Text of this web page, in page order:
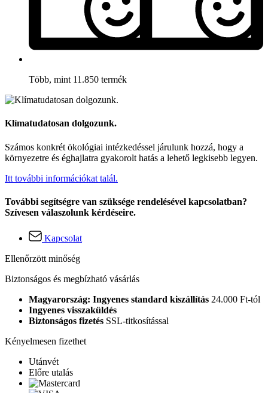
Több, mint 11.850 termék
Klímatudatosan dolgozunk.
Számos konkrét ökológiai intézkedéssel járulunk hozzá, hogy a
környezetre és éghajlatra gyakorolt hatás a lehető legkisebb legyen.
Itt további információkat talál.
További segítségre van szüksége rendelésével kapcsolatban?
Szívesen válaszolunk kérdéseire.
Kapcsolat
Ellenőrzött minőség
Biztonságos és megbízható vásárlás
Magyarország: Ingyenes standard kiszállítás 24.000 Ft-tól
Ingyenes visszaküldés
Biztonságos fizetés SSL-titkosítással
Kényelmesen fizethet
Utánvét
Előre utalás